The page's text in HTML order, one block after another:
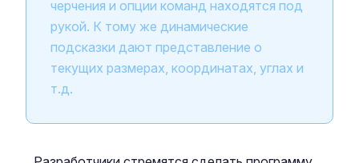
черчения и опции команд находятся под
рукой. К тому же динамические
подсказки дают представление о
текущих размерах, координатах, углах и
т.д.